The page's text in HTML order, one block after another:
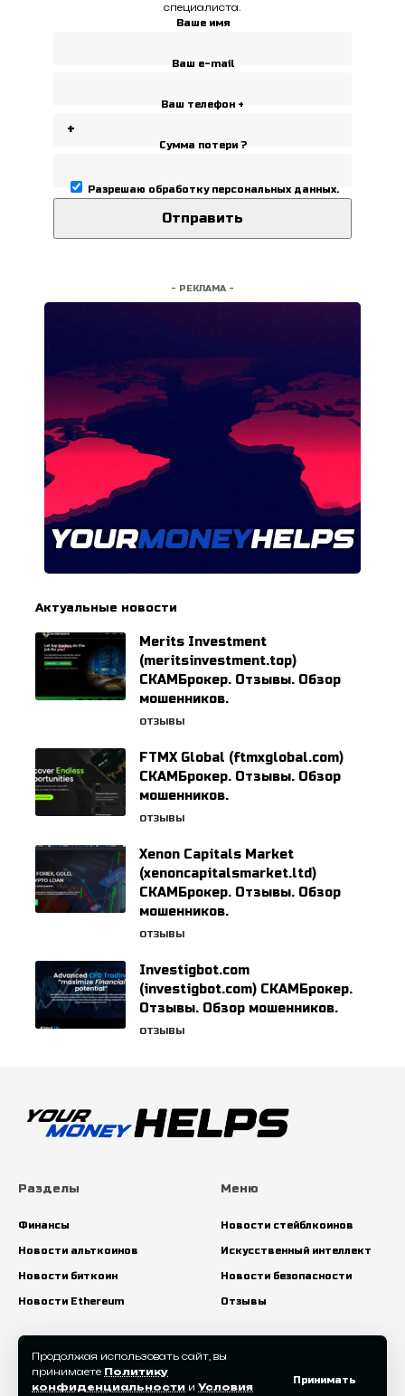
Продолжая использовать сайт, вы
принимаете Политику
конфиденциальности и Условия
Принимать
специалиста.
Ваше имя
Ваш e-mail
Ваш телефон +
Сумма потери ?
Разрешаю обработку персональных данных.
- РЕКЛАМА -
Актуальные новости
Merits Investment
(meritsinvestment.top)
СКАМБрокер. Отзывы. Обзор
мошенников.
ОТЗЫВЫ
FTMX Global (ftmxglobal.com)
СКАМБрокер. Отзывы. Обзор
мошенников.
ОТЗЫВЫ
Xenon Capitals Market
(xenoncapitalsmarket.ltd)
СКАМБрокер. Отзывы. Обзор
мошенников.
ОТЗЫВЫ
Investigbot.com
(investigbot.com) СКАМБрокер.
Отзывы. Обзор мошенников.
ОТЗЫВЫ
Разделы
Финансы
Новости альткоинов
Новости биткоин
Новости Ethereum
Меню
Новости стейблкоинов
Искусственный интеллект
Новости безопасности
Отзывы
Искать: